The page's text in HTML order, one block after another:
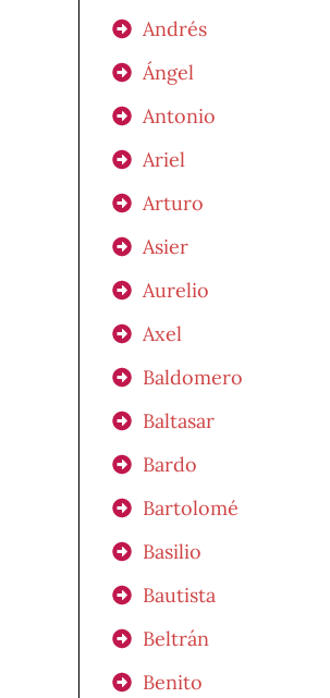
Andrés
Ángel
Antonio
Ariel
Arturo
Asier
Aurelio
Axel
Baldomero
Baltasar
Bardo
Bartolomé
Basilio
Bautista
Beltrán
Benito